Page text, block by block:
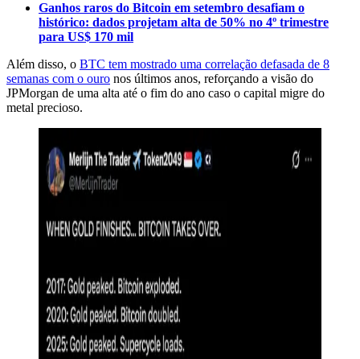
Ganhos raros do Bitcoin em setembro desafiam o
histórico: dados projetam alta de 50% no 4º trimestre
para US$ 170 mil
Além disso, o BTC tem mostrado uma correlação defasada de 8
semanas com o ouro nos últimos anos, reforçando a visão do
JPMorgan de uma alta até o fim do ano caso o capital migre do
metal precioso.